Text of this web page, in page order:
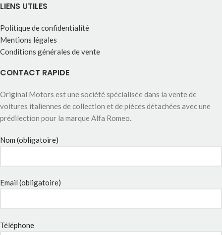
LIENS UTILES
Politique de confidentialité
Mentions légales
Conditions générales de vente
CONTACT RAPIDE
Original Motors est une société spécialisée dans la vente de
voitures italiennes de collection et de pièces détachées avec une
prédilection pour la marque Alfa Romeo.
Nom (obligatoire)
Email (obligatoire)
Téléphone